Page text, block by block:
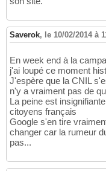
Saverok, le 10/02/2014 à
En week end à la
j'ai loupé ce moment
J'espère que la CNIL
n'y a vraiment pas de
La peine est
citoyens français
Google s'en tire
changer car la rumeur
pas...